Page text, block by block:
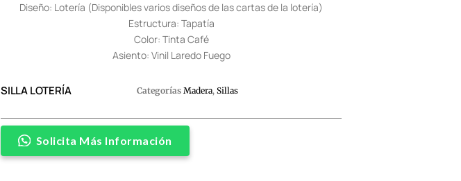
Diseño: Lotería (Disponibles varios diseños de las cartas de la lotería)
Estructura: Tapatía
Color: Tinta Café
Asiento: Vinil Laredo Fuego
SILLA LOTERÍA Categorías Madera, Sillas
Solicita Más Información